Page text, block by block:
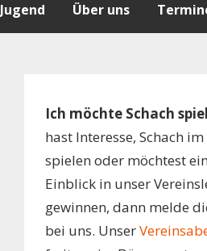
Jugend Über uns
Ich möchte Schach
hast Interesse, Schach
spielen oder möchtest
Einblick in unser
gewinnen, dann melde
bei uns. Unser